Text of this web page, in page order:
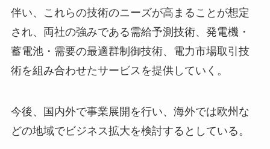
伴い、これらの技術のニーズが高まることが想定
され、両社の強みである需給予測技術、発電機・
蓄電池・需要の最適群制御技術、電力市場取引技
術を組み合わせたサービスを提供していく。
今後、国内外で事業展開を行い、海外では欧州な
どの地域でビジネス拡大を検討するとしている。